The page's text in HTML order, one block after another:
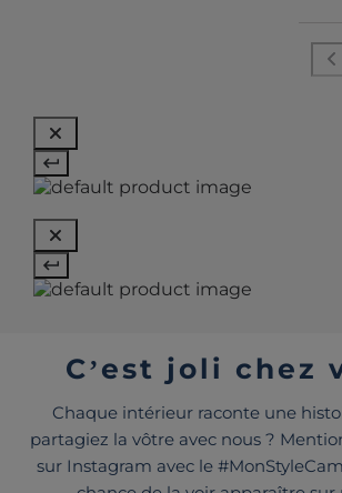
C’est joli chez
Chaque intérieur raconte une
partagiez la vôtre avec nous ?
sur Instagram avec le